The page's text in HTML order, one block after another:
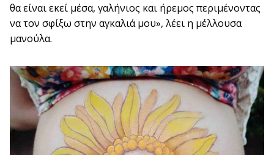
θα είναι εκεί μέσα, γαλήνιος και ήρεμος περιμένοντας
να τον σφίξω στην αγκαλιά μου», λέει η μέλλουσα
μανούλα.